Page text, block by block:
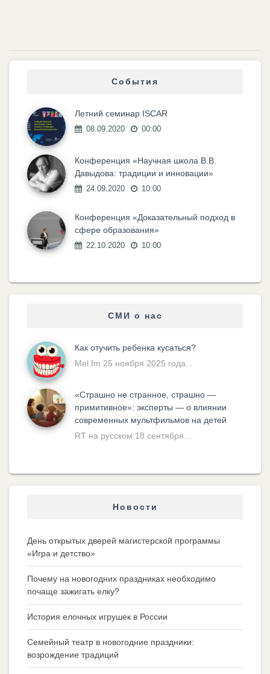
События
Летний семинар ISCAR
08.09.2020 00:00
Конференция «Научная школа В.В.
Давыдова: традиции и инновации»
24.09.2020 10:00
Конференция «Доказательный подход в
сфере образования»
22.10.2020 10:00
СМИ о нас
Как отучить ребенка кусаться?
Mel.fm 25 ноября 2025 года...
«Cтрашно не странное, страшно —
примитивное»: эксперты — о влиянии
современных мультфильмов на детей
RT на русском 18 сентября...
Новости
День открытых дверей магистерской программы
«Игра и детство»
Почему на новогодних праздниках необходимо
почаще зажигать елку?
История елочных игрушек в России
Семейный театр в новогодние праздники:
возрождение традиций